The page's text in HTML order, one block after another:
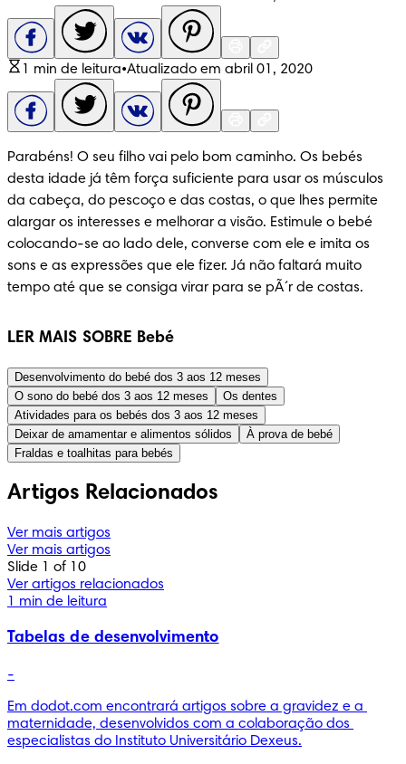
1 min de leitura•Atualizado em abril 01, 2020
Parabéns! O seu filho vai pelo bom caminho. Os bebés
desta idade já têm força suficiente para usar os músculos
da cabeça, do pescoço e das costas, o que lhes permite
alargar os interesses e melhorar a visão. Estimule o bebé
colocando-se ao lado dele, converse com ele e imita os
sons e as expressões que ele fizer. Já não faltará muito
tempo até que se consiga virar para se pÃ´r de costas.
LER MAIS SOBRE Bebé
Desenvolvimento do bebé dos 3 aos 12 meses
O sono do bebé dos 3 aos 12 meses
Os dentes
Atividades para os bebés dos 3 aos 12 meses
Deixar de amamentar e alimentos sólidos
À prova de bebé
Fraldas e toalhitas para bebés
Artigos Relacionados
Ver mais artigos
Ver mais artigos
Slide 1 of 10
Ver artigos relacionados
1 min de leitura
Tabelas de desenvolvimento
-
Em dodot.com encontrará artigos sobre a gravidez e a
maternidade, desenvolvidos com a colaboração dos
especialistas do Instituto Universitário Dexeus.